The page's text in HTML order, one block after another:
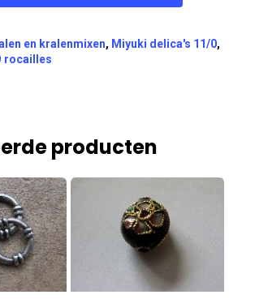
en kralenmixen, Miyuki delica's 11/0,
rocailles
producten